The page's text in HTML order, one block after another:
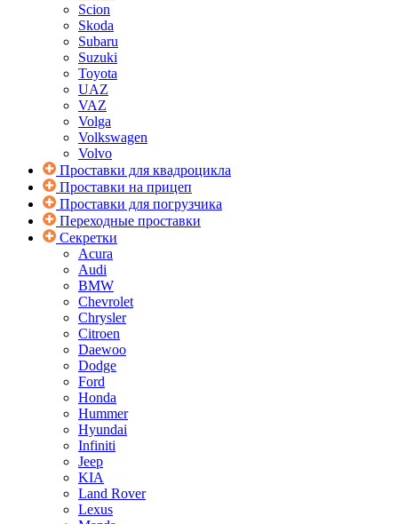
Scion
Skoda
Subaru
Suzuki
Toyota
UAZ
VAZ
Volga
Volkswagen
Volvo
Проставки для квадроцикла
Проставки на прицеп
Проставки для погрузчика
Переходные проставки
Секретки
Acura
Audi
BMW
Chevrolet
Chrysler
Citroen
Daewoo
Dodge
Ford
Honda
Hummer
Hyundai
Infiniti
Jeep
KIA
Land Rover
Lexus